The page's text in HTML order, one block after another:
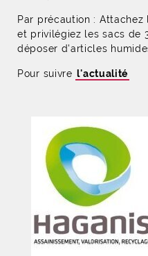
Par précaution :
et privilégiez les sacs de
déposer d'articles
Pour suivre l'actualité